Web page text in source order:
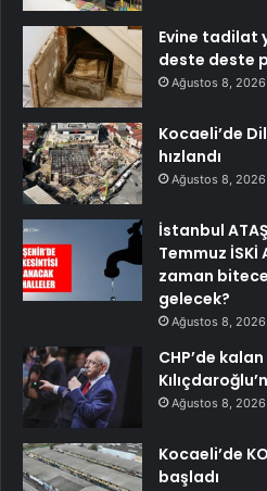
Evine tadilat
deste deste
Ağustos 8, 2026
Kocaeli’de
hızlandı
Ağustos 8, 2026
İstanbul
Temmuz
zaman
gelecek?
Ağustos 8, 2026
CHP’de
Ağustos 8, 2026
Kocaeli’de
başladı